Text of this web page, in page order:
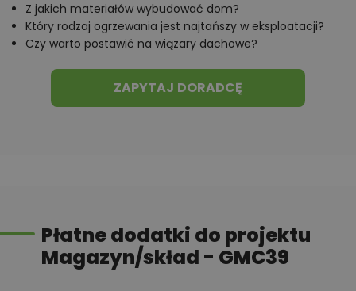
Z jakich materiałów wybudować dom?
Który rodzaj ogrzewania jest najtańszy w eksploatacji?
Czy warto postawić na wiązary dachowe?
ZAPYTAJ DORADCĘ
Płatne dodatki do projektu
Magazyn/skład - GMC39